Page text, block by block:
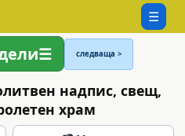
☰
следваща >
надпис, свещ,
храм